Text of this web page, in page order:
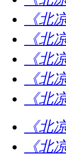
《北
《北
《北
《北
《北
《北
《北